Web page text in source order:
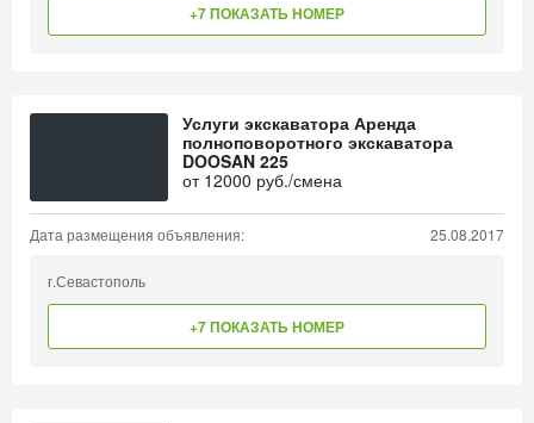
+7 ПОКАЗАТЬ НОМЕР
Услуги экскаватора Аренда
полноповоротного экскаватора
DOOSAN 225
от 12000 руб./смена
Дата размещения объявления: 25.08.2017
г.Севастополь
+7 ПОКАЗАТЬ НОМЕР